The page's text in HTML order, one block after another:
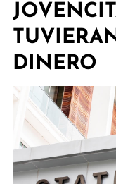
DINERO